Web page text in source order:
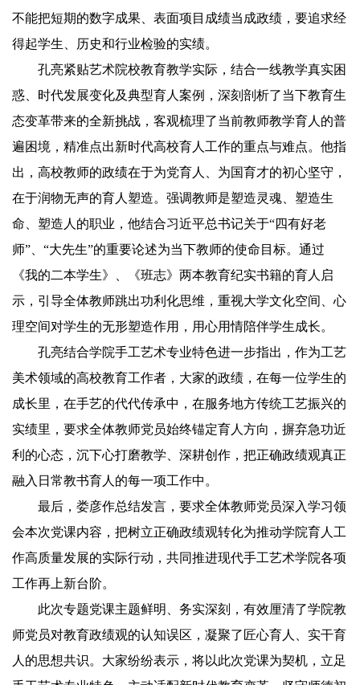
不能把短期的数字成果、表面项目成绩当成政绩，要追求经
得起学生、历史和行业检验的实绩。
孔亮紧贴艺术院校教育教学实际，结合一线教学真实困
惑、时代发展变化及典型育人案例，深刻剖析了当下教育生
态变革带来的全新挑战，客观梳理了当前教师教学育人的普
遍困境，精准点出新时代高校育人工作的重点与难点。他指
出，高校教师的政绩在于为党育人、为国育才的初心坚守，
在于润物无声的育人塑造。强调教师是塑造灵魂、塑造生
命、塑造人的职业，他结合习近平总书记关于“四有好老
师”、“大先生”的重要论述为当下教师的使命目标。通过
《我的二本学生》、《班志》两本教育纪实书籍的育人启
示，引导全体教师跳出功利化思维，重视大学文化空间、心
理空间对学生的无形塑造作用，用心用情陪伴学生成长。
孔亮结合学院手工艺术专业特色进一步指出，作为工艺
美术领域的高校教育工作者，大家的政绩，在每一位学生的
成长里，在手艺的代代传承中，在服务地方传统工艺振兴的
实绩里，要求全体教师党员始终锚定育人方向，摒弃急功近
利的心态，沉下心打磨教学、深耕创作，把正确政绩观真正
融入日常教书育人的每一项工作中。
最后，娄彦作总结发言，要求全体教师党员深入学习领
会本次党课内容，把树立正确政绩观转化为推动学院育人工
作高质量发展的实际行动，共同推进现代手工艺术学院各项
工作再上新台阶。
此次专题党课主题鲜明、务实深刻，有效厘清了学院教
师党员对教育政绩观的认知误区，凝聚了匠心育人、实干育
人的思想共识。大家纷纷表示，将以此次党课为契机，立足